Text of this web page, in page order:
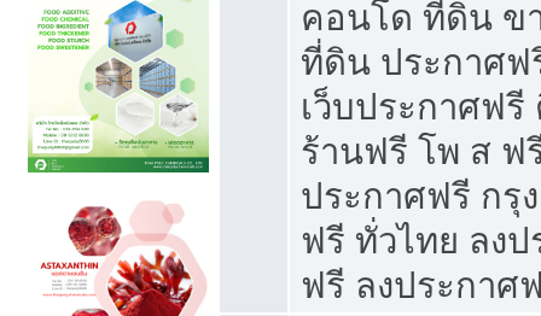
คอนโด ที่ดิน ข
ที่ดิน ประกาศฟ
เว็บประกาศฟ
ร้านฟรี โพ ส ฟ
ประกาศฟรี กรุ
ฟรี ทั่วไทย ลง
ฟรี ลงประกาศ